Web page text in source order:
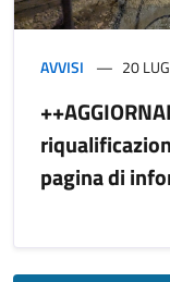
AVVISI 20
pagina di